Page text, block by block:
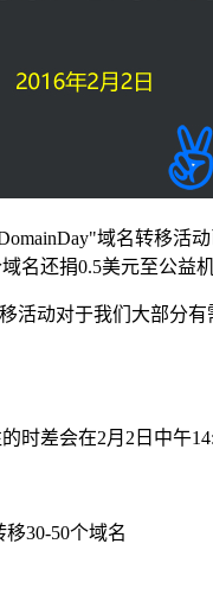
域名转移活
名还捐0.5美元至公益机
活动对于我们大部
时差会在2月2日中午
30-50个域名